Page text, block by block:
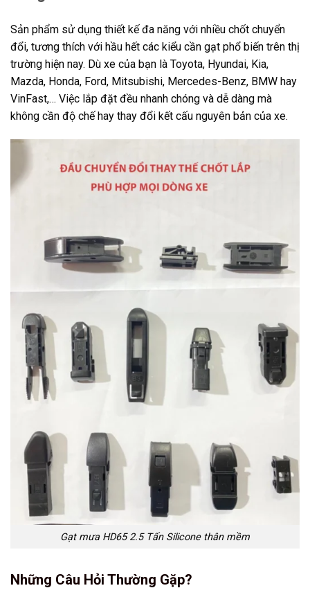
Sản phẩm sử dụng thiết kế đa năng với nhiều chốt chuyển
đổi, tương thích với hầu hết các kiểu cần gạt phổ biến trên thị
trường hiện nay. Dù xe của bạn là Toyota, Hyundai, Kia,
Mazda, Honda, Ford, Mitsubishi, Mercedes-Benz, BMW hay
VinFast,… Việc lắp đặt đều nhanh chóng và dễ dàng mà
không cần độ chế hay thay đổi kết cấu nguyên bản của xe.
Gạt mưa HD65 2.5 Tấn Silicone thân mềm
Những Câu Hỏi Thường Gặp?